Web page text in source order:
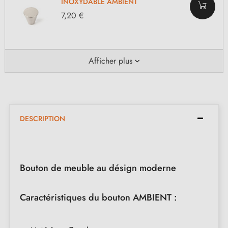
7,20 €
Afficher plus
DESCRIPTION
Bouton de meuble au désign moderne
Caractéristiques du bouton AMBIENT :